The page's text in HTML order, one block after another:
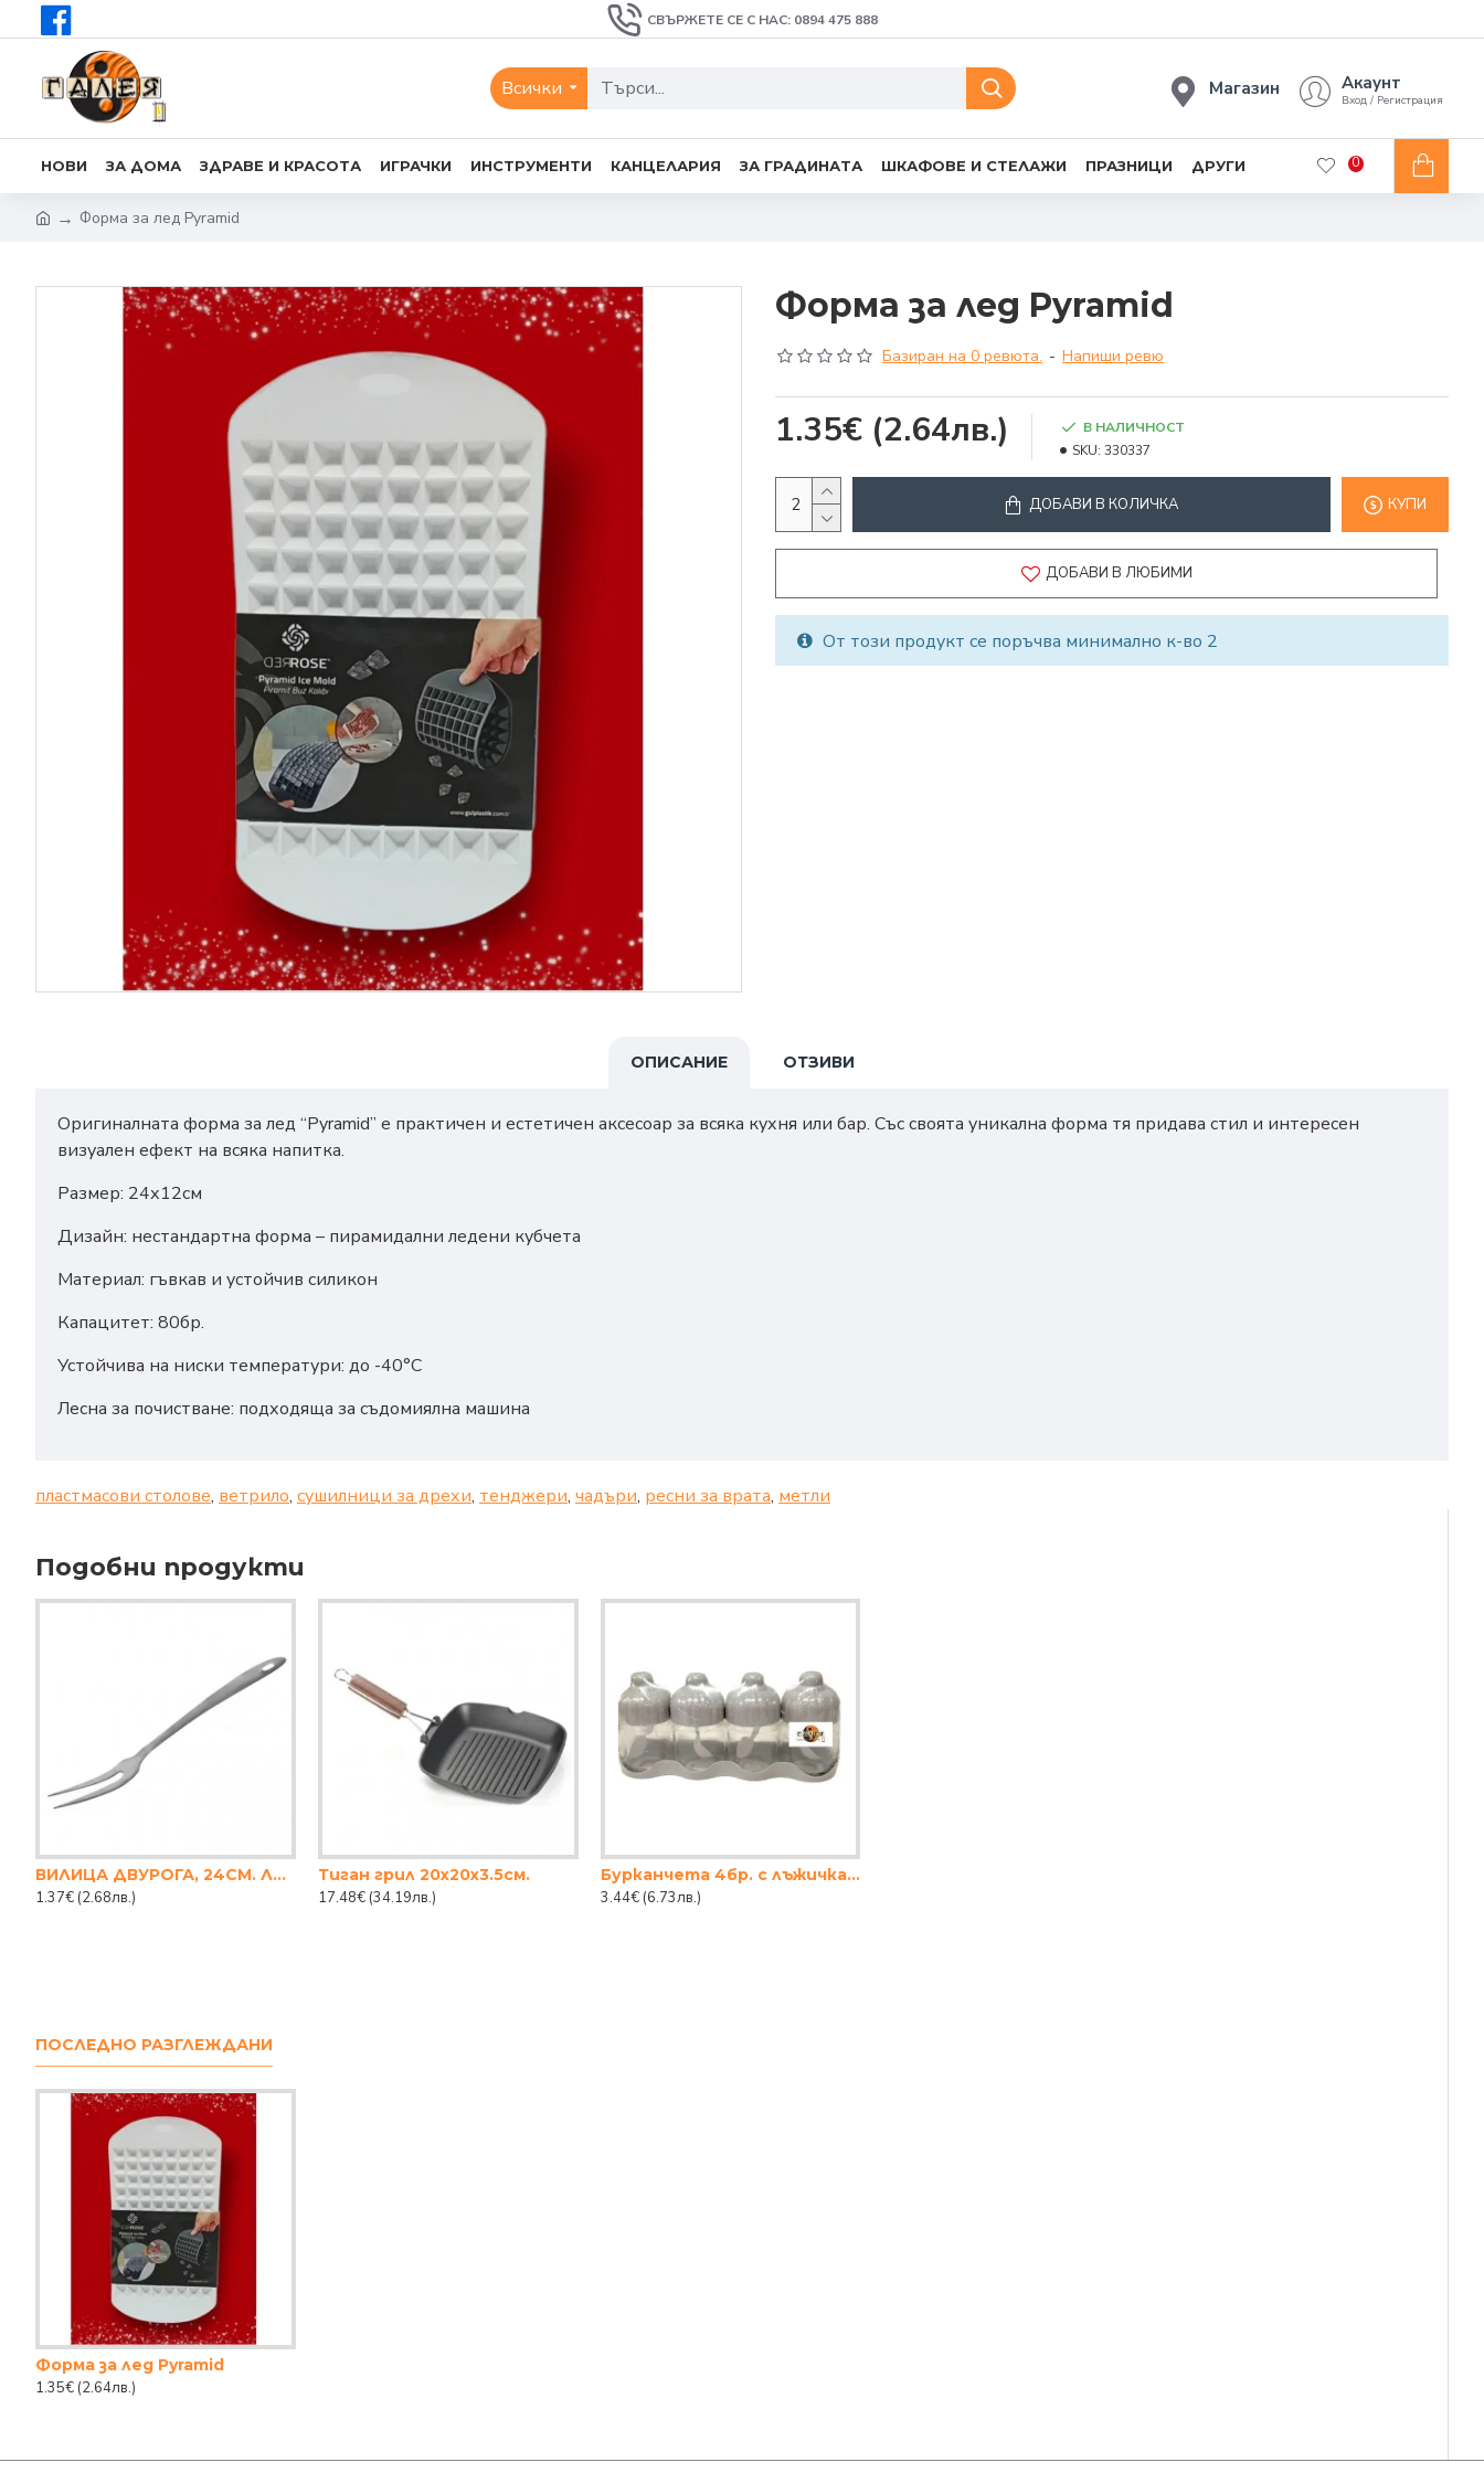
СВЪРЖЕТЕ СЕ С НАС: 0894 475 888
Всички Магазин Акаунт
Вход / Регистрация
НОВИ ЗА ДОМА ЗДРАВЕ И КРАСОТА ИГРАЧКИ ИНСТРУМЕНТИ КАНЦЕЛАРИЯ ЗА ГРАДИНАТА ШКАФОВЕ И СТЕЛАЖИ ПРАЗНИЦИ ДРУГИ 0
Форма за лед Pyramid
Форма за лед Pyramid
Базиран на 0 ревюта. - Напиши ревю
1.35€ (2.64лв.)
В НАЛИЧНОСТ
SKU: 330337
ДОБАВИ В КОЛИЧКА КУПИ
ДОБАВИ В ЛЮБИМИ
От този продукт се поръчва минимално к-во 2
ОПИСАНИЕ ОТЗИВИ
Оригиналната форма за лед “Pyramid” е практичен и естетичен аксесоар за всяка кухня или бар. Със своята уникална форма тя придава стил и интересен
визуален ефект на всяка напитка.
Размер: 24х12см
Дизайн: нестандартна форма – пирамидални ледени кубчета
Материал: гъвкав и устойчив силикон
Капацитет: 80бр.
Устойчива на ниски температури: до -40°C
Лесна за почистване: подходяща за съдомиялна машина
пластмасови столове, ветрило, сушилници за дрехи, тенджери, чадъри, ресни за врата, метли
Подобни продукти
ВИЛИЦА ДВУРОГА, 24СМ. ЛАРА
1.37€ (2.68лв.)
Тиган грил 20х20х3.5см.
17.48€ (34.19лв.)
Бурканчета 4бр. с лъжичка стъклени
3.44€ (6.73лв.)
ПОСЛЕДНО РАЗГЛЕЖДАНИ
Форма за лед Pyramid
1.35€ (2.64лв.)